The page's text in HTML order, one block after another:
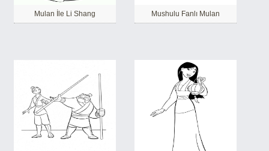
Mulan İle Li Shang Mushulu Fanlı Mulan